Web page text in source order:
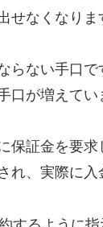
せなくなりま
らない手口
口が増えてい
保証金を要
れ、実際に